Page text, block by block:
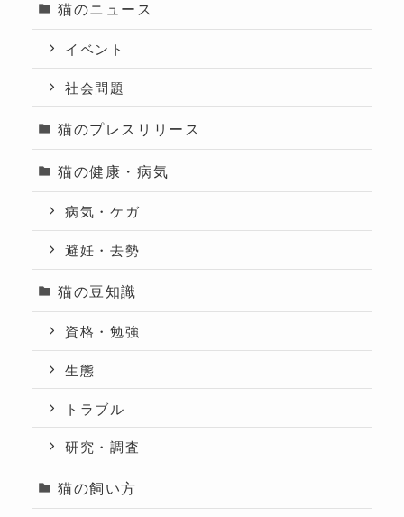
猫のニュース
イベント
社会問題
猫のプレスリリース
猫の健康・病気
病気・ケガ
避妊・去勢
猫の豆知識
資格・勉強
生態
トラブル
研究・調査
猫の飼い方